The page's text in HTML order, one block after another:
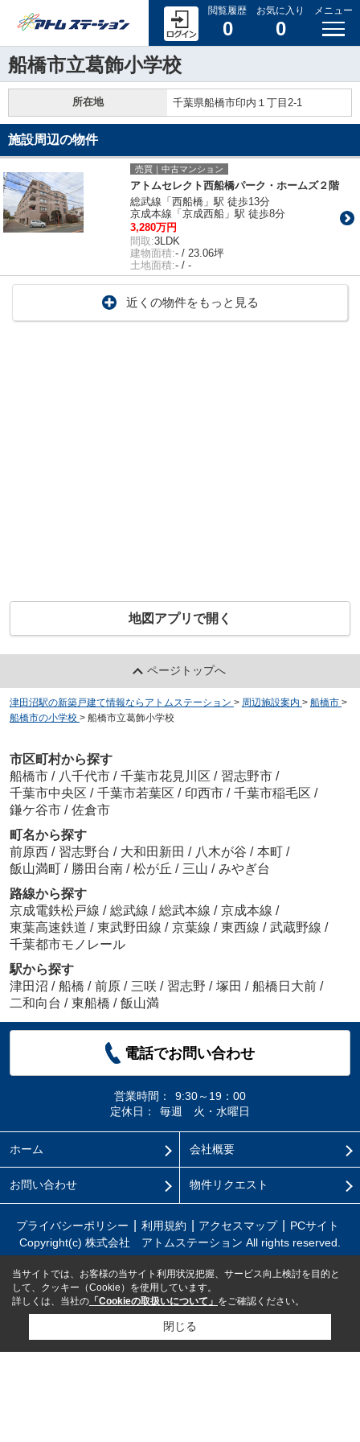
閲覧履歴
0
お気に入り
0
メニュー
船橋市立葛飾小学校
所在地 千葉県船橋市印内１丁目2-1
施設周辺の物件
売買｜中古マンション
アトムセレクト西船橋パーク・ホームズ２階
総武線「西船橋」駅 徒歩13分
京成本線「京成西船」駅 徒歩8分
3,280万円
間取:3LDK
建物面積:- / 23.06坪
土地面積:- / -
近くの物件をもっと見る
地図アプリで開く
ページトップへ
津田沼駅の新築戸建て情報ならアトムステーション > 周辺施設案内 > 船橋市 >
船橋市の小学校 > 船橋市立葛飾小学校
市区町村から探す
船橋市 / 八千代市 / 千葉市花見川区 / 習志野市 /
千葉市中央区 / 千葉市若葉区 / 印西市 / 千葉市稲毛区 /
鎌ケ谷市 / 佐倉市
町名から探す
前原西 / 習志野台 / 大和田新田 / 八木が谷 / 本町 /
飯山満町 / 勝田台南 / 松が丘 / 三山 / みやぎ台
路線から探す
京成電鉄松戸線 / 総武線 / 総武本線 / 京成本線 /
東葉高速鉄道 / 東武野田線 / 京葉線 / 東西線 / 武蔵野線 /
千葉都市モノレール
駅から探す
津田沼 / 船橋 / 前原 / 三咲 / 習志野 / 塚田 / 船橋日大前 /
二和向台 / 東船橋 / 飯山満
電話でお問い合わせ
営業時間：
9:30～19：00
定休日：
毎週 火・水曜日
ホーム 会社概要
お問い合わせ 物件リクエスト
プライバシーポリシー 利用規約 アクセスマップ
PCサイト
Copyright(c) 株式会社 アトムステーション All rights reserved.
当サイトでは、お客様の当サイト利用状況把握、サービス向上検討を目的と
して、クッキー（Cookie）を使用しています。
詳しくは、当社の 「Cookieの取扱いについて」 をご確認ください。
閉じる